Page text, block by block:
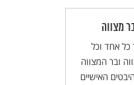
מצווה
כל אחד וכל
ובר המצווה
האישיים